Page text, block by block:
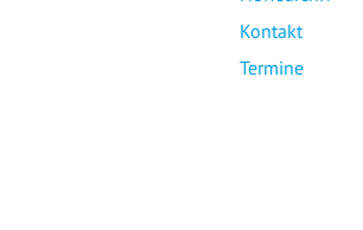
Kontakt
Termine